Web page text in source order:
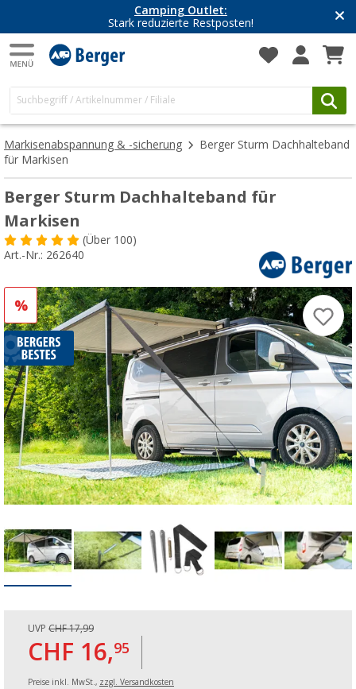
Camping Outlet:
Stark reduzierte Restposten!
Markisenabspannung & -sicherung
Berger Sturm Dachhalteband
für Markisen
Berger Sturm Dachhalteband für
Markisen
(Über100)
Art.-Nr.: 262640
%
UVP CHF 17,99
CHF 16,95
Preise inkl. MwSt., zzgl. Versandkosten